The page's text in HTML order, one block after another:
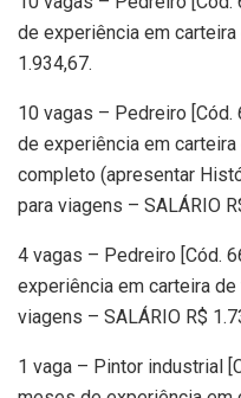
de experiência em
1.934,67.
10 vagas – Pedreiro
de experiência em
completo (apresentar
para viagens – SALÁRIO
4 vagas – Pedreiro [Cód.
experiência em carteira
viagens – SALÁRIO R$
1 vaga – Pintor industrial